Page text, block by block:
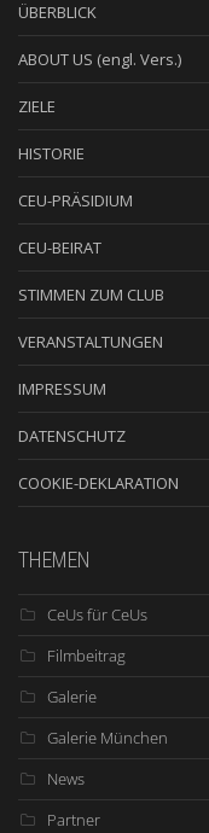
ÜBERBLICK
ABOUT US (engl. Vers.)
ZIELE
HISTORIE
CEU-PRÄSIDIUM
CEU-BEIRAT
STIMMEN ZUM CLUB
VERANSTALTUNGEN
IMPRESSUM
DATENSCHUTZ
COOKIE-DEKLARATION
THEMEN
CeUs für CeUs
Filmbeitrag
Galerie
Galerie München
News
Partner